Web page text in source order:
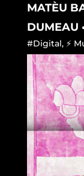
MATÈU
DUMEAU
#Digital, ⚡